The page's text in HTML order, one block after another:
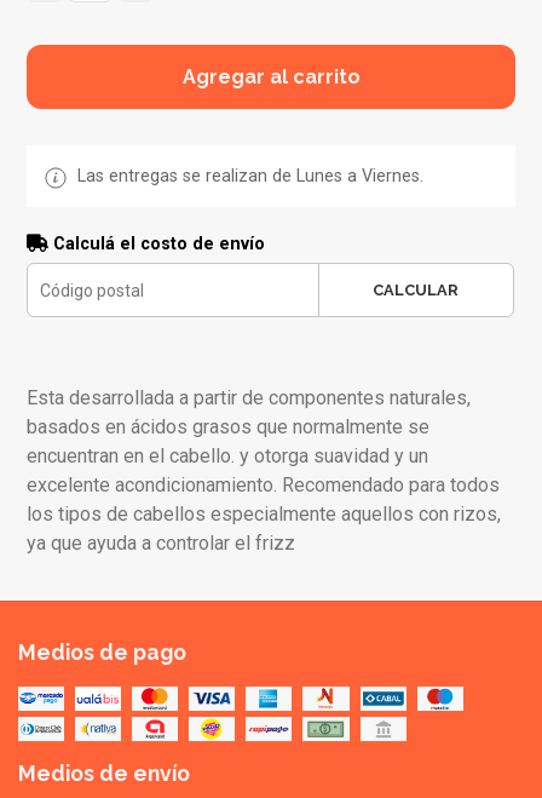
Agregar al carrito
Las entregas se realizan de Lunes a Viernes.
Calculá el costo de envío
CALCULAR
Esta desarrollada a partir de componentes naturales,
basados en ácidos grasos que normalmente se
encuentran en el cabello. y otorga suavidad y un
excelente acondicionamiento. Recomendado para todos
los tipos de cabellos especialmente aquellos con rizos,
ya que ayuda a controlar el frizz
Medios de pago
Medios de envío